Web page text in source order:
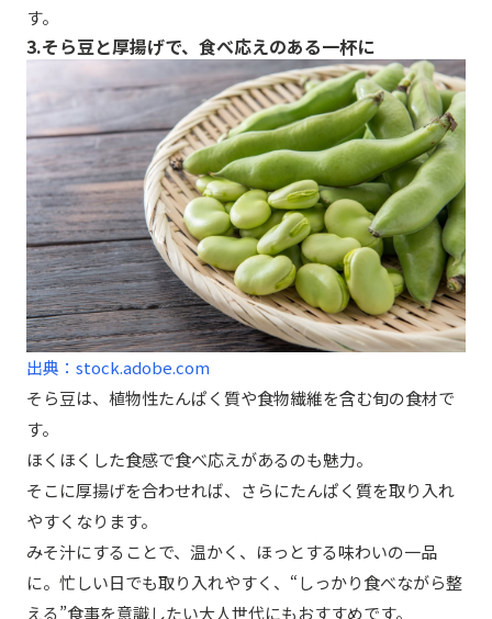
す。
3.そら豆と厚揚げで、食べ応えのある一杯に
出典：stock.adobe.com
そら豆は、植物性たんぱく質や食物繊維を含む旬の食材で
す。
ほくほくした食感で食べ応えがあるのも魅力。
そこに厚揚げを合わせれば、さらにたんぱく質を取り入れ
やすくなります。
みそ汁にすることで、温かく、ほっとする味わいの一品
に。忙しい日でも取り入れやすく、“しっかり食べながら整
える”食事を意識したい大人世代にもおすすめです。